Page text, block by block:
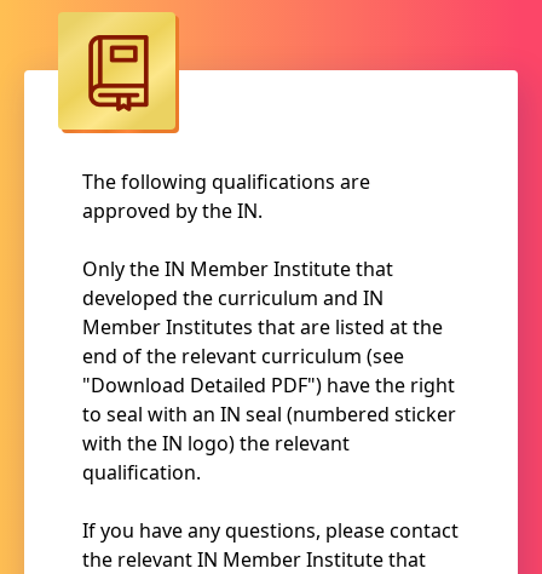
The following qualifications are
approved by the IN.
Only the IN Member Institute that
developed the curriculum and IN
Member Institutes that are listed at the
end of the relevant curriculum (see
"Download Detailed PDF") have the right
to seal with an IN seal (numbered sticker
with the IN logo) the relevant
qualification.
If you have any questions, please contact
the relevant IN Member Institute that